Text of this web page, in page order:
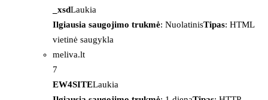
_xsdLaukia
Ilgiausia saugojimo trukmė: NuolatinisTipas: HTML
vietinė saugykla
meliva.lt
7
EW4SITELaukia